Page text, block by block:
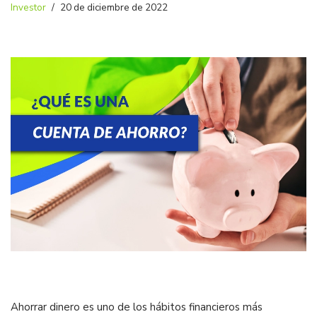
Investor 20 de diciembre de 2022
Ahorrar dinero es uno de los hábitos financieros más